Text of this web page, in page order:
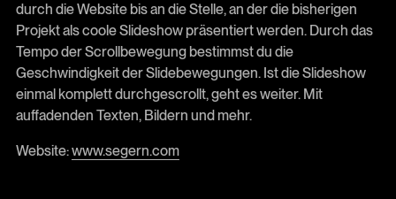
durch die Website bis an die Stelle, an der die bisherigen
Projekt als coole Slideshow präsentiert werden. Durch das
Tempo der Scrollbewegung bestimmst du die
Geschwindigkeit der Slidebewegungen. Ist die Slideshow
einmal komplett durchgescrollt, geht es weiter. Mit
auffadenden Texten, Bildern und mehr.
Website:www.segern.com